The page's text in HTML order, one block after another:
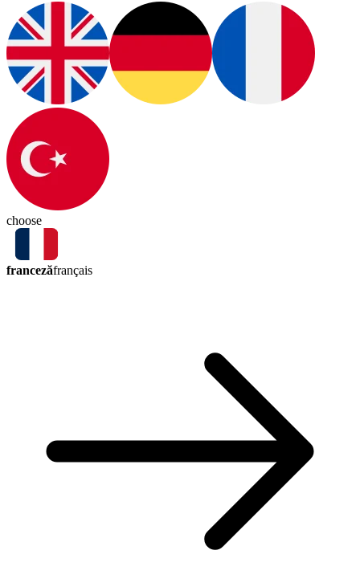
choose
francezăfrançais